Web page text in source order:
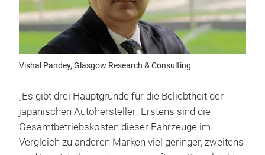
Vishal Pandey, Glasgow Research & Consulting
„Es gibt drei Hauptgründe für die Beliebtheit der
japanischen Autohersteller: Erstens sind die
Gesamtbetriebskosten dieser Fahrzeuge im
Vergleich zu anderen Marken viel geringer, zweitens